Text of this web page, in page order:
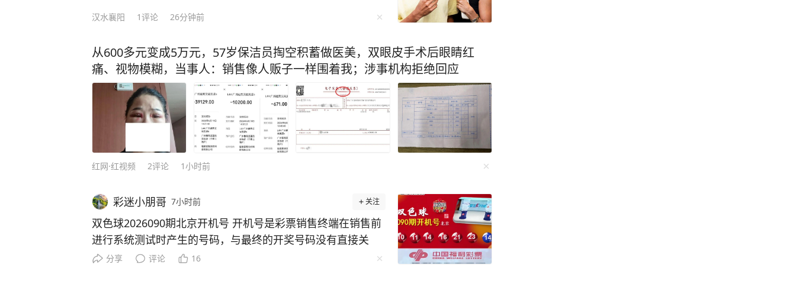
汉水襄阳 1评论 26分钟前
从600多元变成5万元，57岁保洁员掏空积蓄做医美，双眼皮手术后眼睛红
痛、视物模糊，当事人：销售像人贩子一样围着我；涉事机构拒绝回应
红网·红视频 2评论 1小时前
彩迷小朋哥 7小时前 关注
双色球2026090期北京开机号 开机号是彩票销售终端在销售前
进行系统测试时产生的号码，与最终的开奖号码没有直接关
联，不具备预测性。彩票开奖是完全随机的，不存在任何规
分享 评论 16